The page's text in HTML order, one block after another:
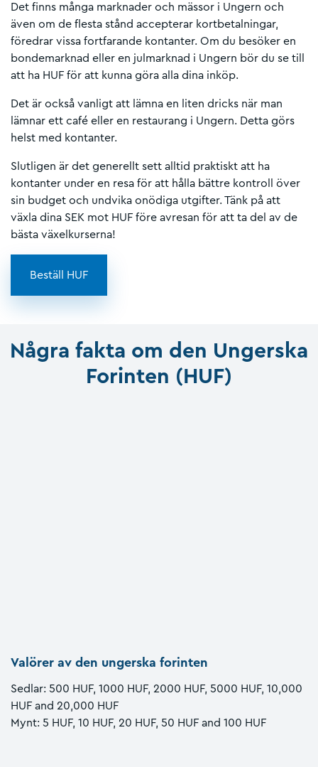
Det finns många marknader och mässor i Ungern och
även om de flesta stånd accepterar kortbetalningar,
föredrar vissa fortfarande kontanter. Om du besöker en
bondemarknad eller en julmarknad i Ungern bör du se till
att ha HUF för att kunna göra alla dina inköp.
Det är också vanligt att lämna en liten dricks när man
lämnar ett café eller en restaurang i Ungern. Detta görs
helst med kontanter.
Slutligen är det generellt sett alltid praktiskt att ha
kontanter under en resa för att hålla bättre kontroll över
sin budget och undvika onödiga utgifter. Tänk på att
växla dina SEK mot HUF före avresan för att ta del av de
bästa växelkurserna!
Beställ HUF
Några fakta om den Ungerska
Forinten (HUF)
Valörer av den ungerska forinten
Sedlar: 500 HUF, 1000 HUF, 2000 HUF, 5000 HUF, 10,000
HUF and 20,000 HUF
Mynt: 5 HUF, 10 HUF, 20 HUF, 50 HUF and 100 HUF